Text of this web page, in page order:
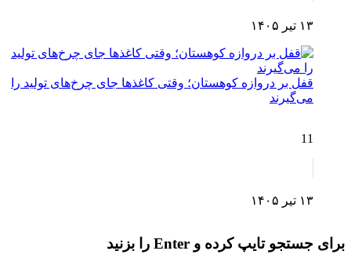
۱۳ تیر ۱۴۰۵
قفل بر دروازه کوهستان؛ وقتی کاغذها جای چرخ‌های تولید را
می‌گیرند
11
۱۳ تیر ۱۴۰۵
برای جستجو تایپ کرده و Enter را بزنید